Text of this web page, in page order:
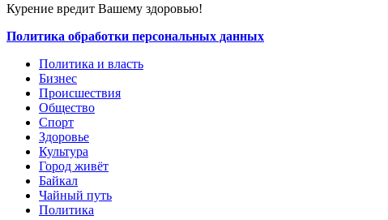
Курение вредит Вашему здоровью!
Политика обработки персональных данных
Политика и власть
Бизнес
Происшествия
Общество
Cпорт
Здоровье
Культура
Город живёт
Байкал
Чайный путь
Политика